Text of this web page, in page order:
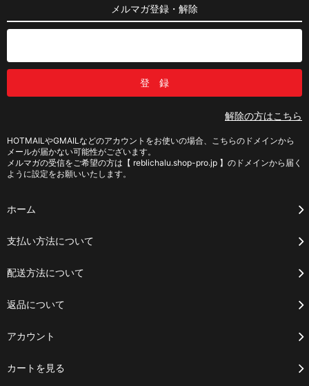
メルマガ登録・解除
解除の方はこちら
HOTMAILやGMAILなどのアカウントをお使いの場合、こちらのドメインから
メールが届かない可能性がございます。
メルマガの受信をご希望の方は【 reblichalu.shop-pro.jp 】のドメインから届く
ように設定をお願いいたします。
ホーム
支払い方法について
配送方法について
返品について
アカウント
カートを見る